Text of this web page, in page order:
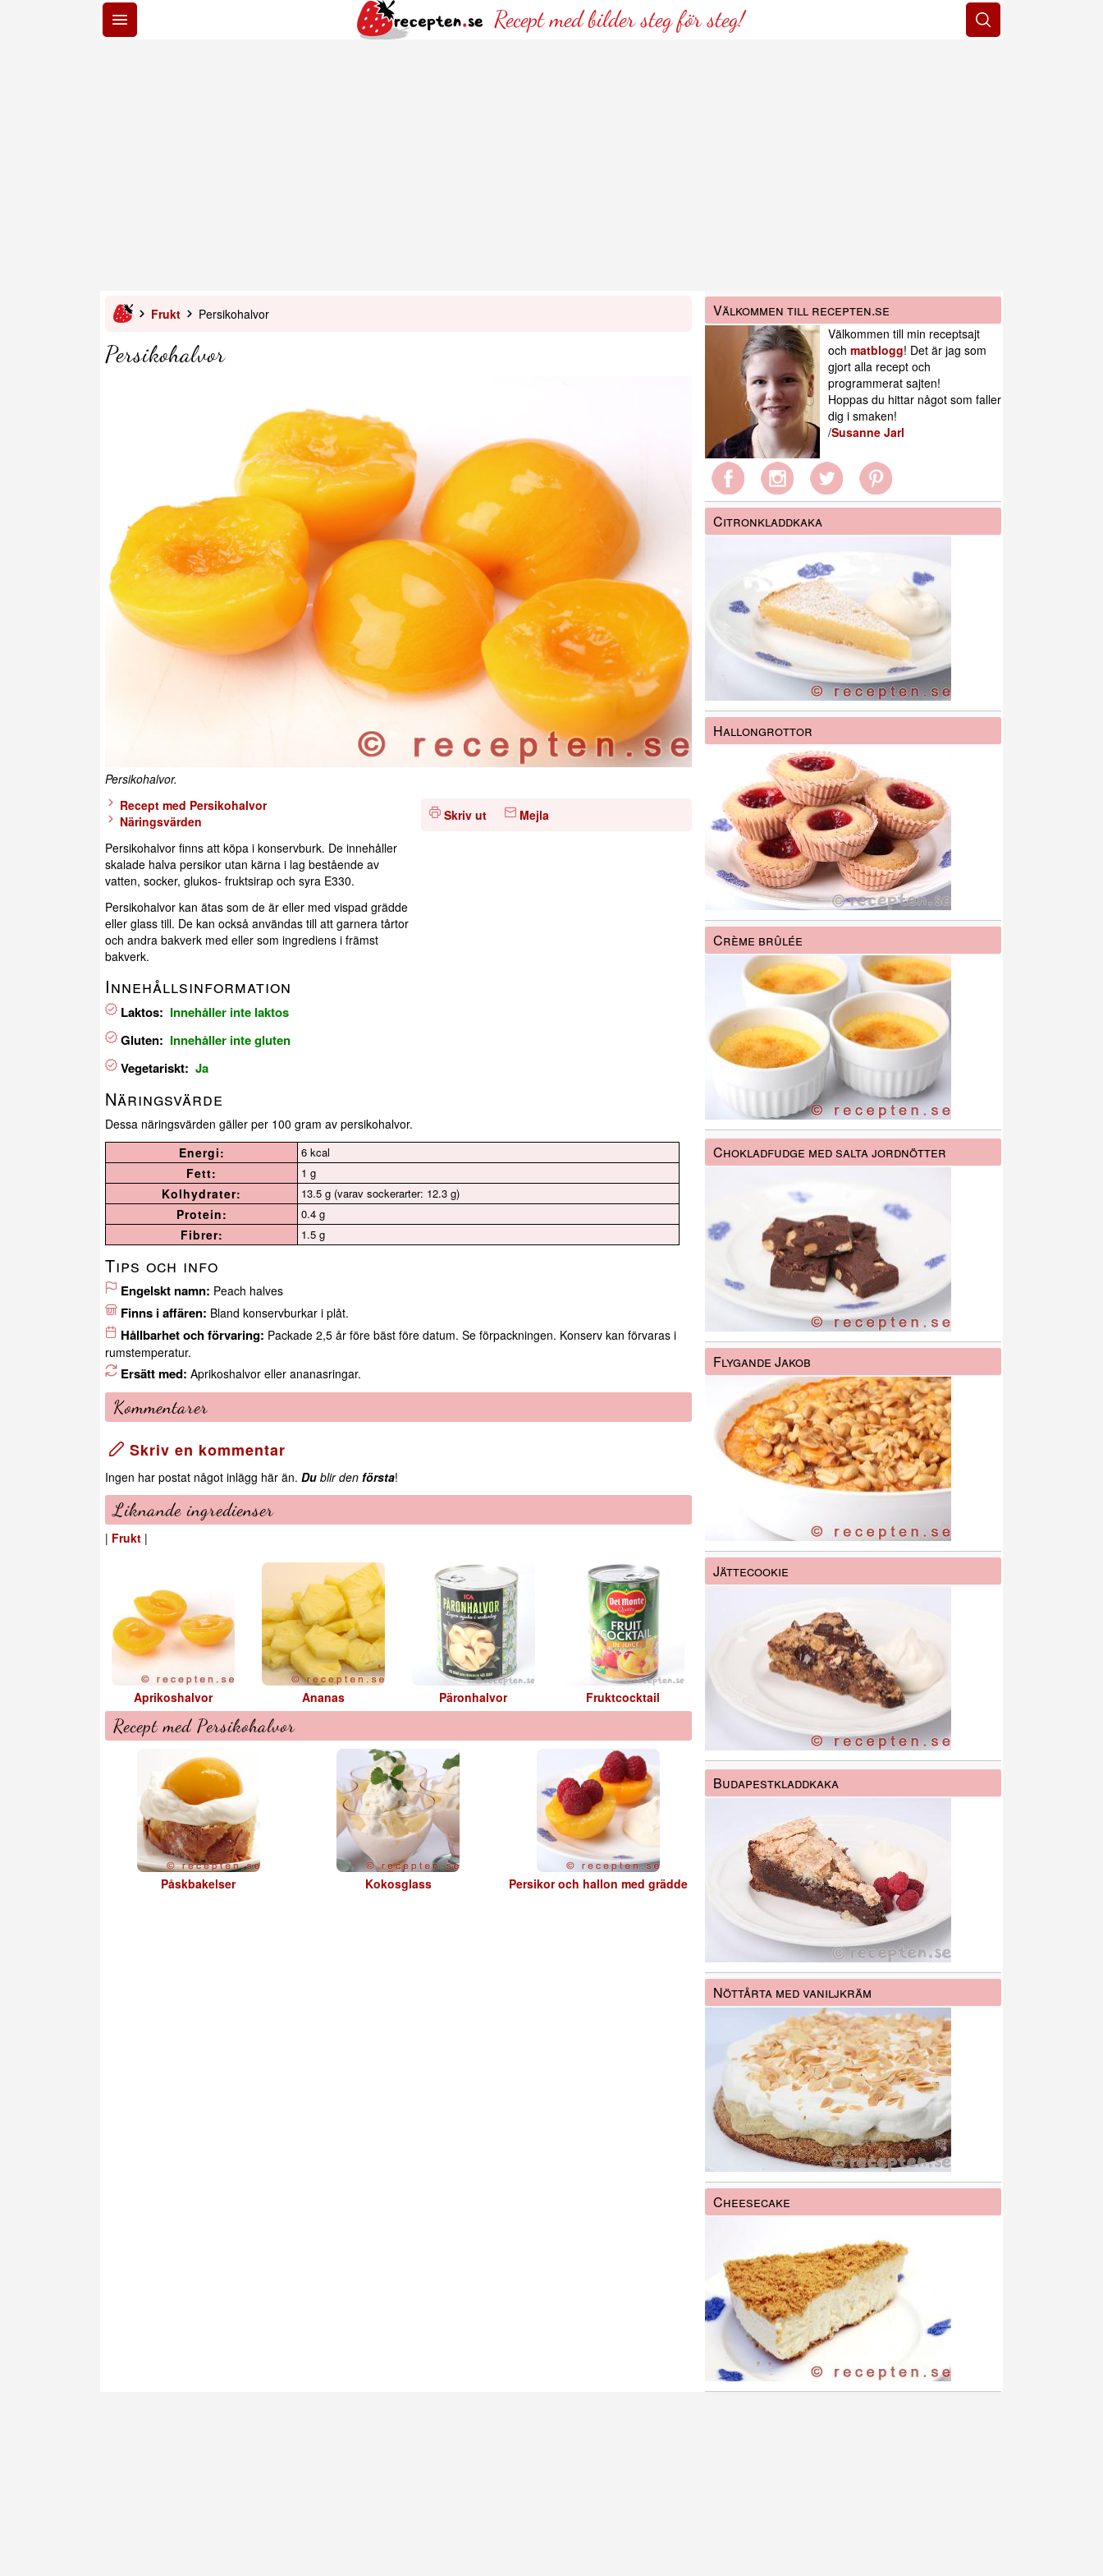
Recept med bilder steg för steg!
Frukt Persikohalvor
Persikohalvor
Persikohalvor.
Skriv ut Mejla
Recept med Persikohalvor
Näringsvärden
Persikohalvor finns att köpa i konservburk. De innehåller
skalade halva persikor utan kärna i lag bestående av
vatten, socker, glukos- fruktsirap och syra E330.
Persikohalvor kan ätas som de är eller med vispad grädde
eller glass till. De kan också användas till att garnera tårtor
och andra bakverk med eller som ingrediens i främst
bakverk.
Innehållsinformation
Laktos: Innehåller inte laktos
Gluten: Innehåller inte gluten
Vegetariskt: Ja
Näringsvärde
Dessa näringsvärden gäller per 100 gram av persikohalvor.
Energi:
6 kcal
Fett: 1 g
Kolhydrater: 13.5 g (varav sockerarter: 12.3 g)
Protein: 0.4 g
Fibrer: 1.5 g
Tips och info
Engelskt namn: Peach halves
Finns i affären: Bland konservburkar i plåt.
Hållbarhet och förvaring: Packade 2,5 år före bäst före datum. Se förpackningen. Konserv kan förvaras i
rumstemperatur.
Ersätt med: Aprikoshalvor eller ananasringar.
Kommentarer
Skriv en kommentar
Ingen har postat något inlägg här än. Du blir den första!
Liknande ingredienser
| Frukt |
Aprikoshalvor Ananas Päronhalvor Fruktcocktail
Recept med Persikohalvor
Påskbakelser Kokosglass Persikor och hallon med grädde
Välkommen till recepten.se
Välkommen till min receptsajt
och matblogg! Det är jag som
gjort alla recept och
programmerat sajten!
Hoppas du hittar något som faller
dig i smaken!
/Susanne Jarl
Citronkladdkaka
Hallongrottor
Crème brûlée
Chokladfudge med salta jordnötter
Flygande Jakob
Jättecookie
Budapestkladdkaka
Nöttårta med vaniljkräm
Cheesecake